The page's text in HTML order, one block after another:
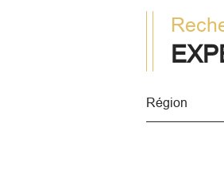
Merci
de
Région